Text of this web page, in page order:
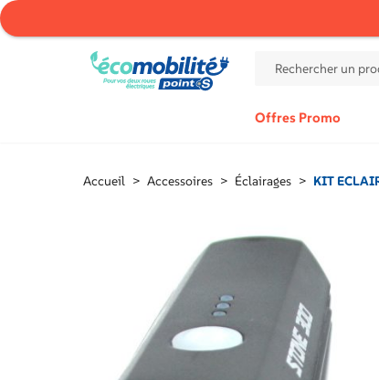
Offres Promo
Accueil > Accessoires > Éclairages > KIT